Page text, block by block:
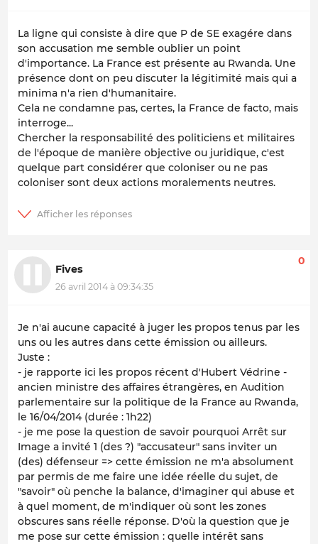
La ligne qui consiste à dire que P de SE exagére dans
son accusation me semble oublier un point
d'importance. La France est présente au Rwanda. Une
présence dont on peu discuter la légitimité mais qui a
minima n'a rien d'humanitaire.
Cela ne condamne pas, certes, la France de facto, mais
interroge...
Chercher la responsabilité des politiciens et militaires
de l'époque de manière objective ou juridique, c'est
quelque part considérer que coloniser ou ne pas
coloniser sont deux actions moralements neutres.
Fives
26 avril 2014 à 09:34:35
0
Je n'ai aucune capacité à juger les propos tenus par les
uns ou les autres dans cette émission ou ailleurs.
Juste :
- je rapporte ici les propos récent d'Hubert Védrine -
ancien ministre des affaires étrangères, en Audition
parlementaire sur la politique de la France au Rwanda,
le 16/04/2014 (durée : 1h22)
- je me pose la question de savoir pourquoi Arrêt sur
Image a invité 1 (des ?) "accusateur" sans inviter un
(des) défenseur => cette émission ne m'a absolument
par permis de me faire une idée réelle du sujet, de
"savoir" où penche la balance, d'imaginer qui abuse et
à quel moment, de m'indiquer où sont les zones
obscures sans réelle réponse. D'où la question que je
me pose sur cette émission : quelle intérêt sans